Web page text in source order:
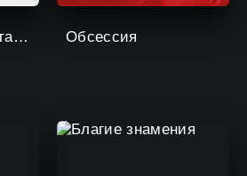
Рассекреченные тайны с Дэвидом Духовны Обсессия